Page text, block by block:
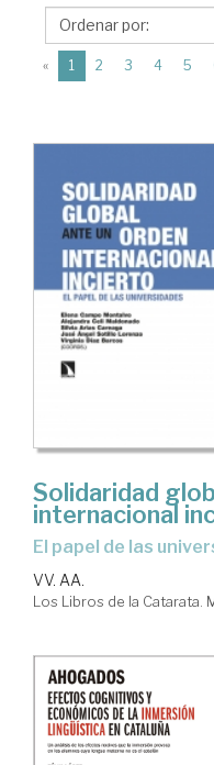
y
planificación
económica
Educación
« 1 (current)
2 3 4 5
Solidaridad
internacional
El papel de las
VV. AA.
Los Libros de la Catarata.